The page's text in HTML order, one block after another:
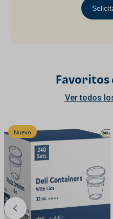
Favoritos
Ver todos
Nuevo